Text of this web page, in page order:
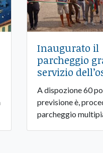
Inaugurato il
parcheggio
servizio
A dispozione 60
previsione è,
parcheggio